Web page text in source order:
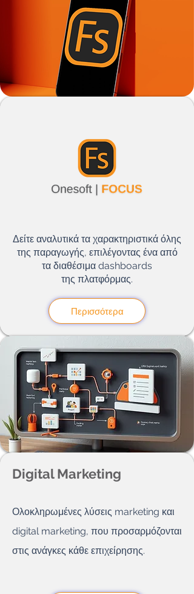
Περισσότερα
Δείτε αναλυτικά τα χαρακτηριστικά όλης
της παραγωγής, επιλέγοντας ένα από
τα διαθέσιμα dashboards
της πλατφόρμας.
Περισσότερα
Digital Marketing
Ολοκληρωμένες λύσεις marketing και
digital marketing, που προσαρμόζονται
στις ανάγκες κάθε επιχείρησης.